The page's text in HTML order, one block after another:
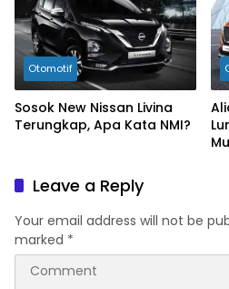
Otomotif
Sosok New Nissan Livina
Terungkap, Apa Kata NMI?
Leave a Reply
Your email address will not be
marked *